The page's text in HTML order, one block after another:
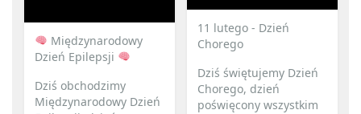
Międzynarodowy
Dzień Epilepsji
Dziś obchodzimy
Międzynarodowy Dzień
11 lutego - Dzień
Chorego
Dziś świętujemy Dzień
Chorego, dzień
poświęcony wszystkim